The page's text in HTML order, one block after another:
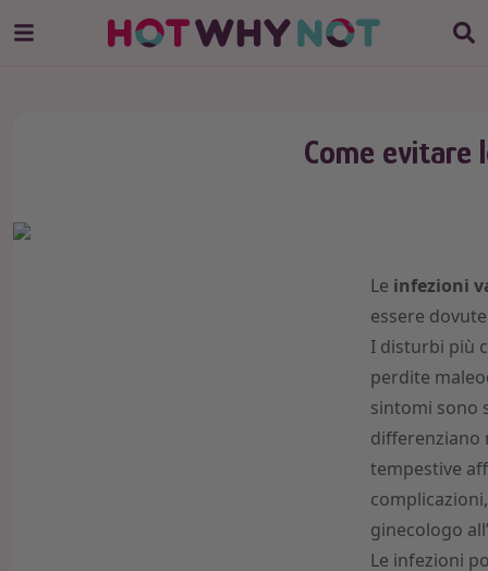
Come evitare
Le infezioni
essere
I disturbi più
perdite
sintomi sono
tempestive
ginecologo
Le infezioni